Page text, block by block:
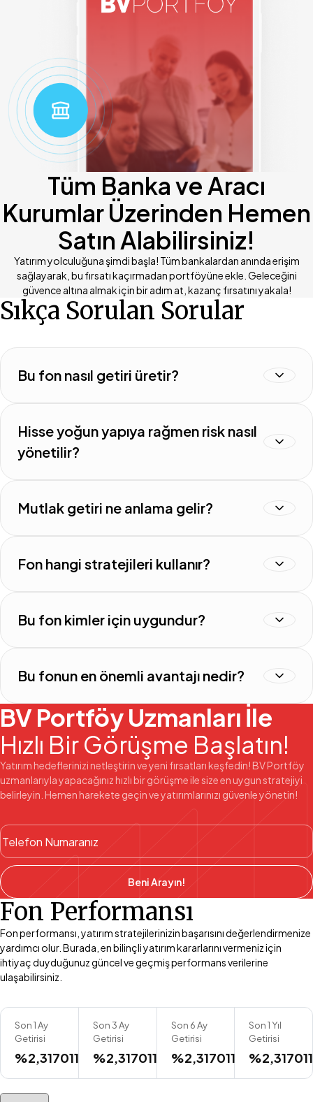
Tüm Banka ve Aracı
Kurumlar Üzerinden Hemen
Satın Alabilirsiniz!
Yatırım yolculuğuna şimdi başla! Tüm bankalardan anında erişim
sağlayarak, bu fırsatı kaçırmadan portföyüne ekle. Geleceğini
güvence altına almak için bir adım at, kazanç fırsatını yakala!
Sıkça Sorulan Sorular
Bu fon nasıl getiri üretir?
Hisse yoğun yapıya rağmen risk nasıl
yönetilir?
Mutlak getiri ne anlama gelir?
Fon hangi stratejileri kullanır?
Bu fon kimler için uygundur?
Bu fonun en önemli avantajı nedir?
BV Portföy Uzmanları İle
Hızlı Bir Görüşme Başlatın!
Yatırım hedeflerinizi netleştirin ve yeni fırsatları keşfedin! BV Portföy
uzmanlarıyla yapacağınız hızlı bir görüşme ile size en uygun stratejiyi
belirleyin. Hemen harekete geçin ve yatırımlarınızı güvenle yönetin!
Beni Arayın!
Fon Performansı
Fon performansı, yatırım stratejilerinizin başarısını değerlendirmenize
yardımcı olur. Burada, en bilinçli yatırım kararlarını vermeniz için
ihtiyaç duyduğunuz güncel ve geçmiş performans verilerine
ulaşabilirsiniz.
Son 1 Ay
Getirisi
%2,317011
Son 3 Ay
Getirisi
%2,317011
Son 6 Ay
Getirisi
%2,317011
Son 1 Yıl
Getirisi
%2,317011